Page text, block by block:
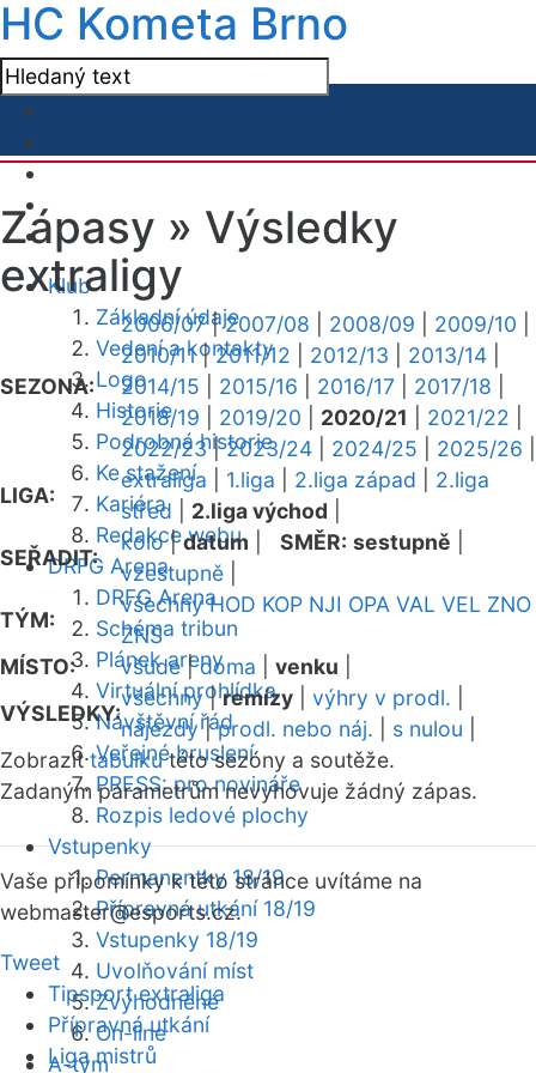
HC Kometa Brno
Klub
Základní údaje
Vedení a kontakty
Logo
Historie
Podrobná historie
Ke stažení
Kariéra
Redakce webu
DRFG Arena
DRFG Arena
Schéma tribun
Plánek areny
Virtuální prohlídka
Návštěvní řád
Veřejné bruslení
PRESS: pro novináře
Rozpis ledové plochy
Vstupenky
Permanentky 18/19
Přípravná utkání 18/19
Vstupenky 18/19
Uvolňování míst
Zvýhodněné
On-line
A-tým
Zápasy » Výsledky
extraligy
SEZONA:
2006/07|2007/08 2008/09 2009/10
2010/11|2011/12 2012/13 2013/14
2014/15
2015/16 2016/17 2017/18
2018/19
2019/20 2020/21 2021/22
2022/23|2023/24 2024/25 2025/26
LIGA:
extraliga 1.liga 2.liga západ
2.liga
střed
2.liga východ
SEŘADIT:
kolo|datum SMĚR: sestupně
vzestupně
TÝM:
všechny HOD KOP NJI OPA VAL VEL ZNO
ZNS
MÍSTO:
všude|doma venku
VÝSLEDKY:
všechny|remízy výhry v prodl.
nájezdy|prodl. nebo náj. s nulou
Zobrazittabulkutéto sezóny a soutěže.
Zadaným parametrům nevyhovuje žádný zápas.
Vaše připomínky k této stránce uvítáme na
webmaster@esports.cz.
Tweet
Tipsport extraliga
Přípravná utkání
Liga mistrů